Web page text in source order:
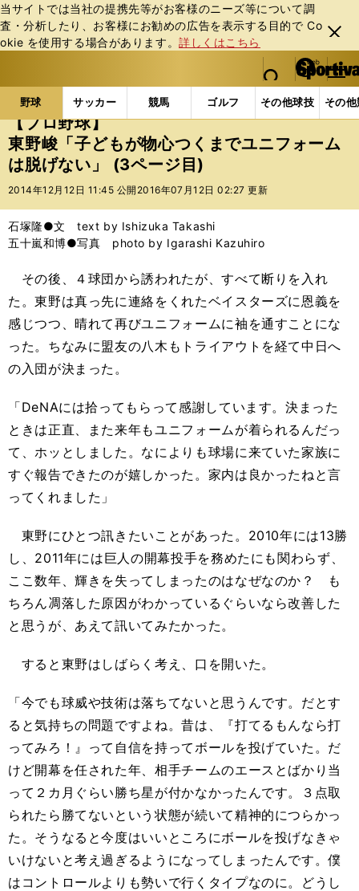
当サイトでは当社の提携先等がお客様のニーズ等について調
査・分析したり、お客様にお勧めの広告を表⽰する⽬的で Co
okie を使⽤する場合があります。詳しくはこちら
閉じ
る
web Sportiva (webスポルティーバ)
検索
マイペ
ー
ジ
メニュ
野球 サッカー 競馬 ゴルフ その他球技 その
b
ス
ポ
ル
テ
ー
バ
野球の記事一覧 プロ野球 【プロ野球】東野峻「子
【プロ野球】
東野峻「子どもが物心つくまでユニフォーム
は脱げない」 (3ページ目)
2014年12月12日 11:45 公開 2016年07月12日 02:27 更新
石塚隆●文 text by Ishizuka Takashi
五十嵐和博●写真 photo by Igarashi Kazuhiro
その後、４球団から誘われたが、すべて断りを入れ
た。東野は真っ先に連絡をくれたベイスターズに恩義を
感じつつ、晴れて再びユニフォームに袖を通すことにな
った。ちなみに盟友の八木もトライアウトを経て中日へ
の入団が決まった。
「DeNAには拾ってもらって感謝しています。決まった
ときは正直、また来年もユニフォームが着られるんだっ
て、ホッとしました。なによりも球場に来ていた家族に
すぐ報告できたのが嬉しかった。家内は良かったねと言
ってくれました」
東野にひとつ訊きたいことがあった。2010年には13勝
し、2011年には巨人の開幕投手を務めたにも関わらず、
ここ数年、輝きを失ってしまったのはなぜなのか？ も
ちろん凋落した原因がわかっているぐらいなら改善した
と思うが、あえて訊いてみたかった。
すると東野はしばらく考え、口を開いた。
「今でも球威や技術は落ちてないと思うんです。だとす
ると気持ちの問題ですよね。昔は、『打てるもんなら打
ってみろ！』って自信を持ってボールを投げていた。だ
けど開幕を任された年、相手チームのエースとばかり当
って２カ月ぐらい勝ち星が付かなかったんです。３点取
られたら勝てないという状態が続いて精神的につらかっ
た。そうなると今度はいいところにボールを投げなきゃ
いけないと考え過ぎるようになってしまったんです。僕
はコントロールよりも勢いで行くタイプなのに。どうし